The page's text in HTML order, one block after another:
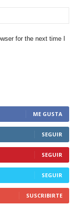
for the next time I
ME GUSTA
SEGUIR
SEGUIR
SEGUIR
SUSCRIBIRTE